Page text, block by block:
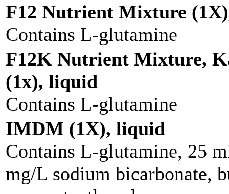
F12 Nutrient Mixture
Contains L-glutamine
F12K Nutrient Mixture,
(1x), liquid
Contains L-glutamine
IMDM (1X), liquid
Contains L-glutamine, 25
mg/L sodium bicarbonate,